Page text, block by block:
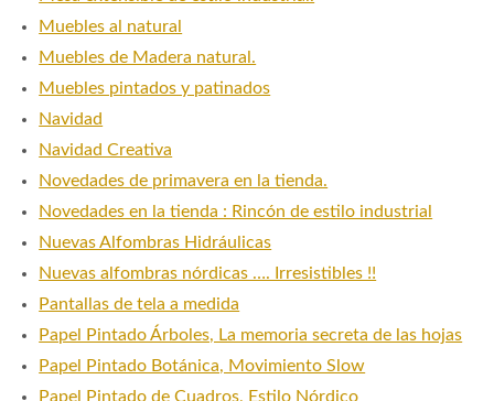
Muebles al natural
Muebles de Madera natural.
Muebles pintados y patinados
Navidad
Navidad Creativa
Novedades de primavera en la tienda.
Novedades en la tienda : Rincón de estilo industrial
Nuevas Alfombras Hidráulicas
Nuevas alfombras nórdicas …. Irresistibles !!
Pantallas de tela a medida
Papel Pintado Árboles, La memoria secreta de las hojas
Papel Pintado Botánica, Movimiento Slow
Papel Pintado de Cuadros, Estilo Nórdico